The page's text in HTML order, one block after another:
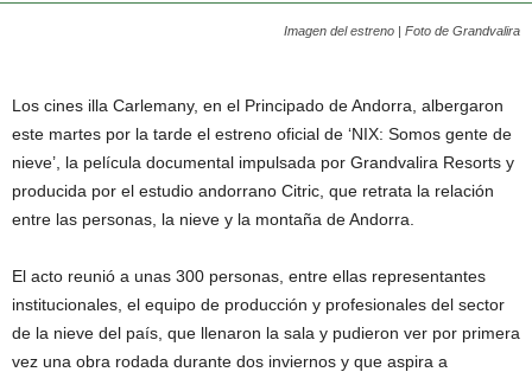
Imagen del estreno | Foto de Grandvalira
Los cines illa Carlemany, en el Principado de Andorra, albergaron
este martes por la tarde el estreno oficial de ‘NIX: Somos gente de
nieve’, la película documental impulsada por Grandvalira Resorts y
producida por el estudio andorrano Citric, que retrata la relación
entre las personas, la nieve y la montaña de Andorra.
El acto reunió a unas 300 personas, entre ellas representantes
institucionales, el equipo de producción y profesionales del sector
de la nieve del país, que llenaron la sala y pudieron ver por primera
vez una obra rodada durante dos inviernos y que aspira a